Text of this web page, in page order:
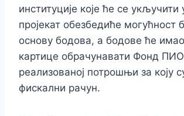
институције које ће се укључити
пројекат обезбедиће могућност
основу бодова, а бодове ће
картице обрачунавати Фонд ПИО
реализованој потрошњи за коју
фискални рачун.